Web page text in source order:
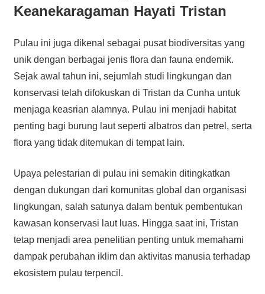
Keanekaragaman Hayati Tristan
Pulau ini juga dikenal sebagai pusat biodiversitas yang
unik dengan berbagai jenis flora dan fauna endemik.
Sejak awal tahun ini, sejumlah studi lingkungan dan
konservasi telah difokuskan di Tristan da Cunha untuk
menjaga keasrian alamnya. Pulau ini menjadi habitat
penting bagi burung laut seperti albatros dan petrel, serta
flora yang tidak ditemukan di tempat lain.
Upaya pelestarian di pulau ini semakin ditingkatkan
dengan dukungan dari komunitas global dan organisasi
lingkungan, salah satunya dalam bentuk pembentukan
kawasan konservasi laut luas. Hingga saat ini, Tristan
tetap menjadi area penelitian penting untuk memahami
dampak perubahan iklim dan aktivitas manusia terhadap
ekosistem pulau terpencil.